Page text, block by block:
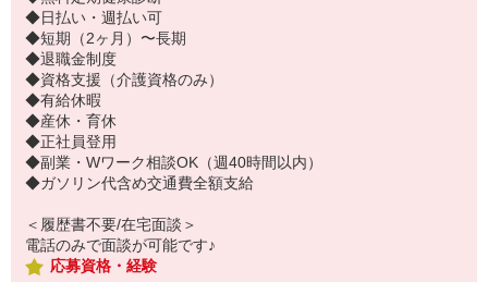
◆日払い・週払い可
◆短期（2ヶ月）〜長期
◆退職金制度
◆資格支援（介護資格のみ）
◆有給休暇
◆産休・育休
◆正社員登用
◆副業・Wワーク相談OK（週40時間以内）
◆ガソリン代含め交通費全額支給
＜履歴書不要/在宅面談＞
電話のみで面談が可能です♪
応募資格・経験